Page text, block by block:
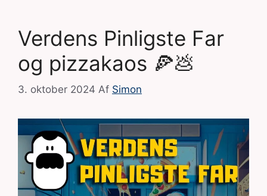
Verdens Pinligste Far
og pizzakaos 🍕💩
3. oktober 2024 Af Simon